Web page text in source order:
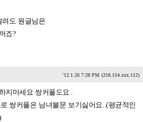
려도 원글님은
죠?
'12.1.26 7:28 PM (218.154.xxx.112)
지마세요 쌍커풀도요..
쌍커풀은 남녀불문 보기싫어요..(평균적인